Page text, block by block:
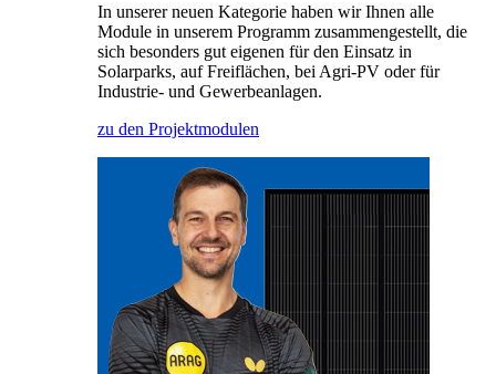
In unserer neuen Kategorie haben wir Ihnen alle
Module in unserem Programm zusammengestellt, die
sich besonders gut eigenen für den Einsatz in
Solarparks, auf Freiflächen, bei Agri-PV oder für
Industrie- und Gewerbeanlagen.
zu den Projektmodulen